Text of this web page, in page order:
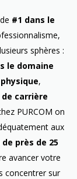
#1 dans le
sphères :
le domaine
,
carrière
PURCOM on
aux
près de 25
avancer votre
concentrer sur